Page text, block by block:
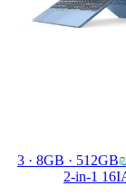
3 · 8GB · 512GB
2-in-1